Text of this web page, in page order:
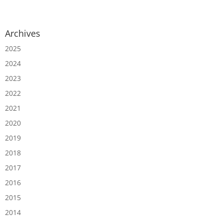
Archives
2025
2024
2023
2022
2021
2020
2019
2018
2017
2016
2015
2014